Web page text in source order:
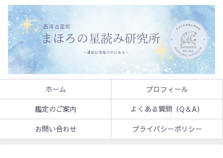
ホーム
プロフィール
鑑定のご案内
よくある質問（Q＆A）
お問い合わせ
プライバシーポリシー